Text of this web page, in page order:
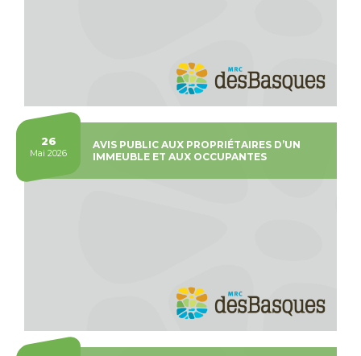
AVIS PUBLIC AUX PROPRIÉTAIRES D’UN
IMMEUBLE ET AUX OCCUPANTES
26
Mai 2026